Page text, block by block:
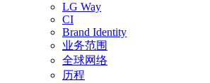
LG Way
CI
Brand Identity
业务范围
全球网络
历程